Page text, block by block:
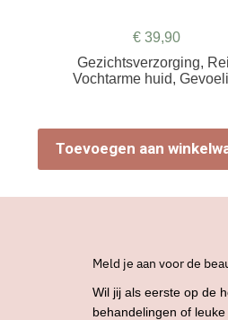
€ 39,90
Gezichtsverzorging,
Vochtarme huid,
Toevoegen aan
Meld je aan voor de
Wil jij als eerste op de
behandelingen of